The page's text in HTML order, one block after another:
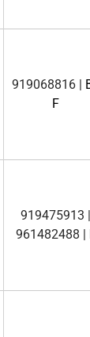
919068816 |
F
919475913 |
961482488 |